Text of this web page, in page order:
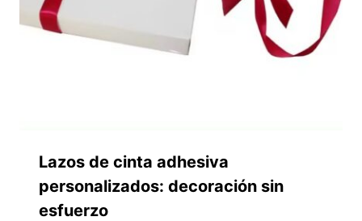
Lazos de cinta adhesiva
personalizados: decoración sin
esfuerzo